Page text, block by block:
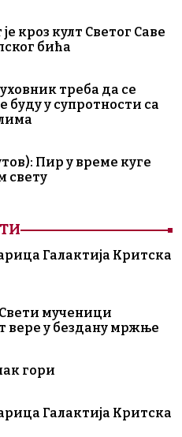
кроз култ Светог Саве
бића
треба да се
буду у супротности са
Пир у време куге
свету
Галактија Критска
мученици
вере у бездану мржње
гори
Галактија Критска